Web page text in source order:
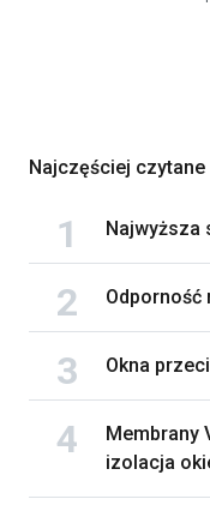
Najczęściej czytane
Najwyższa
Odporność
Okna
Membrany
izolacja